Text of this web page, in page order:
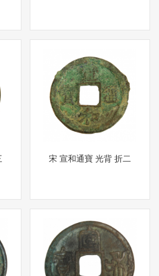
宋 宣和通寶 光背 折二